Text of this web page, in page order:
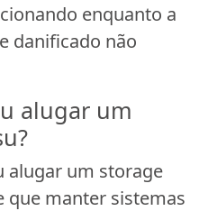
enquanto a
danificado não
alugar um
alugar um storage
que manter sistemas